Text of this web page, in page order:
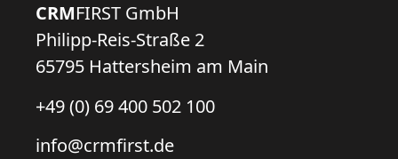
CRMFIRST GmbH
Philipp-Reis-Straße 2
65795 Hattersheim am Main
+49 (0) 69 400 502 100
info@crmfirst.de